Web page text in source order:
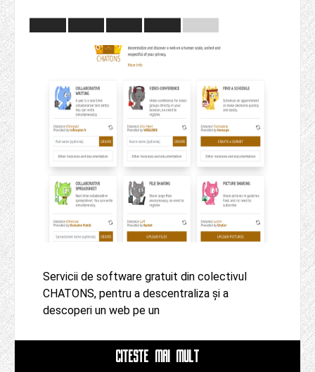
Servicii de software gratuit din colectivul
CHATONS, pentru a descentraliza și a
descoperi un web pe un
CITESTE MAI MULT